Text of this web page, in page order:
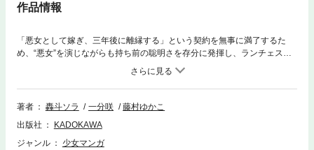
作品情報
「悪女として嫁ぎ、三年後に離縁する」という契約を無事に満了するた
め、“悪女”を演じながらも持ち前の聡明さを存分に発揮し、ランチェスタ
ー公爵家の公務にも貢献するエイヴリル。「君にできないことなんてない
んだろうな――」自分を認め、日々を重ねていくごとに深まるディランか
らの愛情に、エイヴリルも次第に心を溶かされていた――。しかしそんな
中、正真正銘の悪女こと義妹のコリンナが、再びエイヴリルと入れ替わ
著者 轟斗ソラ 一分咲
藤村ゆかこ
出版社
KADOKAWA
ジャンル
少女マンガ